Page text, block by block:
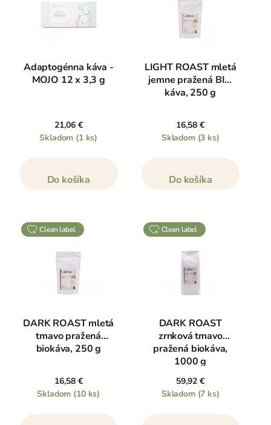
Adaptogénna káva -
MOJO 12 x 3,3 g
21,06 €
Skladom (1 ks)
Do košíka
LIGHT ROAST mletá
jemne pražená BIO
káva, 250 g
16,58 €
Skladom (3 ks)
Do košíka
clean label
DARK ROAST mletá
tmavo pražená
biokáva, 250 g
16,58 €
Skladom (10 ks)
clean label
DARK ROAST
zrnková tmavo
pražená biokáva,
1000 g
59,92 €
Skladom (7 ks)